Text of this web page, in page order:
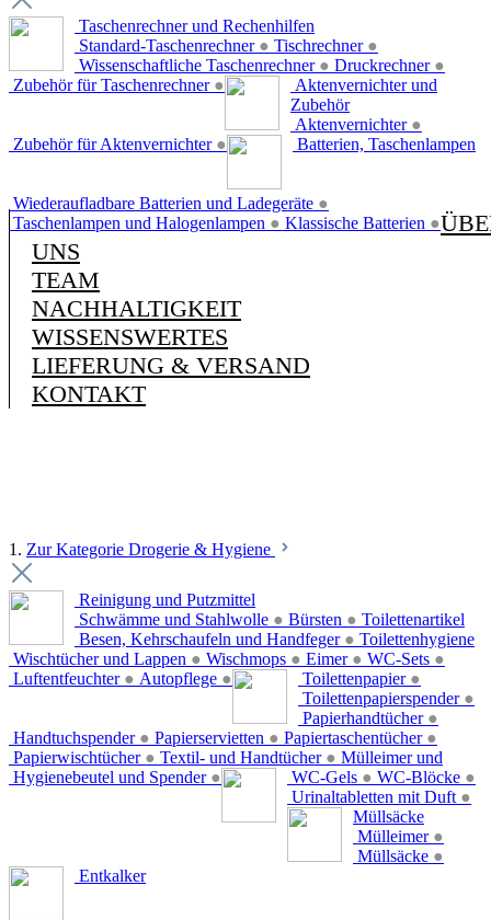
Taschenrechner und Rechenhilfen
Standard-Taschenrechner ● Tischrechner ●
Wissenschaftliche Taschenrechner ● Druckrechner ●
Zubehör für Taschenrechner ●
Aktenvernichter und
Zubehör
Aktenvernichter ●
Zubehör für Aktenvernichter ● Batterien, Taschenlampen
Wiederaufladbare Batterien und Ladegeräte ●
Taschenlampen und Halogenlampen ● Klassische Batterien ●
UNS
TEAM
NACHHALTIGKEIT
WISSENSWERTES
LIEFERUNG & VERSAND
KONTAKT
1. Zur Kategorie Drogerie & Hygiene
Reinigung und Putzmittel
Schwämme und Stahlwolle ● Bürsten ●
Besen, Kehrschaufeln und Handfeger ●
Wischtücher und Lappen ● Wischmops ● Eimer ● WC-Sets ●
Luftentfeuchter ● Autopflege ●
Toilettenartikel
Toilettenpapier ●
Toilettenpapierspender ●
Papierhandtücher ●
Handtuchspender ● Papierservietten ● Papiertaschentücher ●
Papierwischtücher ● Textil- und Handtücher ●
Hygienebeutel und Spender ●
Toilettenhygiene
WC-Gels ● WC-Blöcke ●
Urinaltabletten mit Duft ●
Mülleimer und
Müllsäcke
Mülleimer ●
Müllsäcke ●
Entkalker